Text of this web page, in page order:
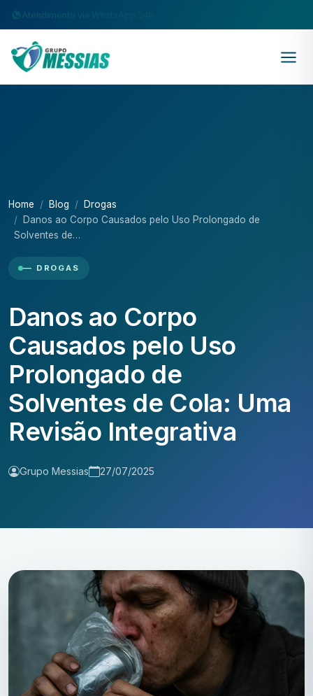
Atendimento via WhatsApp 24h
Home Blog
Drogas
Danos ao Corpo Causados pelo Uso Prolongado de
Solventes de…
— DROGAS
Danos ao Corpo
Causados pelo Uso
Prolongado de
Solventes de Cola: Uma
Revisão Integrativa
Grupo Messias 27/07/2025